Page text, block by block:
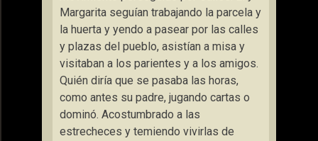
Margarita seguían trabajando la parcela y
la huerta y yendo a pasear por las calles
y plazas del pueblo, asistían a misa y
visitaban a los parientes y a los amigos.
Quién diría que se pasaba las horas,
como antes su padre, jugando cartas o
dominó. Acostumbrado a las
estrecheces y temiendo vivirlas de